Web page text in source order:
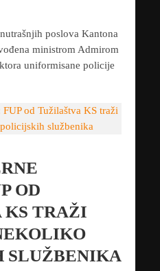
poslova Kantona
ministrom Admirom
uniformisane policije
OD
KS TRAŽI
SLUŽBENIKA